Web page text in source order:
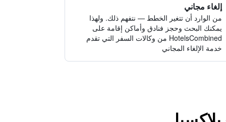
إلغاء مجاني
من الوارد أن تتغير الخطط — نتفهم ذلك. ولهذا
يمكنك البحث وحجز فنادق وأماكن إقامة على
HotelsCombined من وكالات السفر التي تقدم
خدمة الإلغاء المجاني